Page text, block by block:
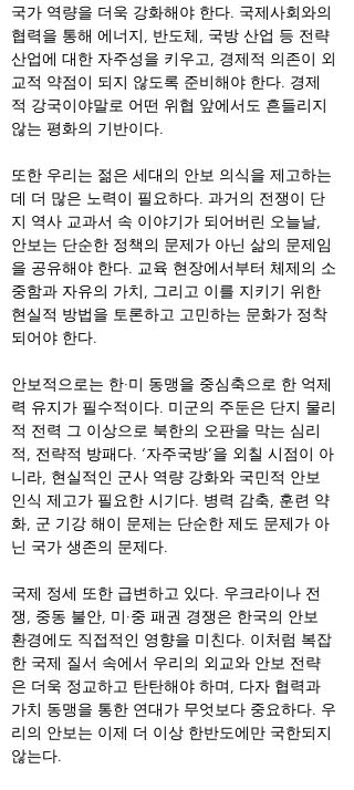
국가 역량을 더욱 강화해야 한다. 국제사회와의
협력을 통해 에너지, 반도체, 국방 산업 등 전략
산업에 대한 자주성을 키우고, 경제적 의존이 외
교적 약점이 되지 않도록 준비해야 한다. 경제
적 강국이야말로 어떤 위협 앞에서도 흔들리지
않는 평화의 기반이다.
또한 우리는 젊은 세대의 안보 의식을 제고하는
데 더 많은 노력이 필요하다. 과거의 전쟁이 단
지 역사 교과서 속 이야기가 되어버린 오늘날,
안보는 단순한 정책의 문제가 아닌 삶의 문제임
을 공유해야 한다. 교육 현장에서부터 체제의 소
중함과 자유의 가치, 그리고 이를 지키기 위한
현실적 방법을 토론하고 고민하는 문화가 정착
되어야 한다.
안보적으로는 한·미 동맹을 중심축으로 한 억제
력 유지가 필수적이다. 미군의 주둔은 단지 물리
적 전력 그 이상으로 북한의 오판을 막는 심리
적, 전략적 방패다. ‘자주국방’을 외칠 시점이 아
니라, 현실적인 군사 역량 강화와 국민적 안보
인식 제고가 필요한 시기다. 병력 감축, 훈련 약
화, 군 기강 해이 문제는 단순한 제도 문제가 아
닌 국가 생존의 문제다.
국제 정세 또한 급변하고 있다. 우크라이나 전
쟁, 중동 불안, 미·중 패권 경쟁은 한국의 안보
환경에도 직접적인 영향을 미친다. 이처럼 복잡
한 국제 질서 속에서 우리의 외교와 안보 전략
은 더욱 정교하고 탄탄해야 하며, 다자 협력과
가치 동맹을 통한 연대가 무엇보다 중요하다. 우
리의 안보는 이제 더 이상 한반도에만 국한되지
않는다.